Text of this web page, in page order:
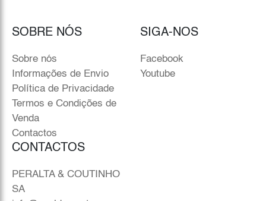
SOBRE NÓS
Sobre nós
Informações de Envio
Política de Privacidade
Termos e Condições de
Venda
Contactos
SIGA-NOS
Facebook
Youtube
CONTACTOS
PERALTA & COUTINHO
SA